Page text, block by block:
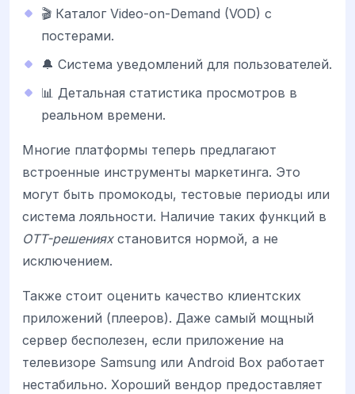
🎬 Каталог Video-on-Demand (VOD) с
постерами.
🔔 Система уведомлений для пользователей.
📊 Детальная статистика просмотров в
реальном времени.
Многие платформы теперь предлагают
встроенные инструменты маркетинга. Это
могут быть промокоды, тестовые периоды или
система лояльности. Наличие таких функций в
OTT-решенияхстановится нормой, а не
исключением.
Также стоит оценить качество клиентских
приложений (плееров). Даже самый мощный
сервер бесполезен, если приложение на
телевизоре Samsung или Android Box работает
нестабильно. Хороший вендор предоставляет